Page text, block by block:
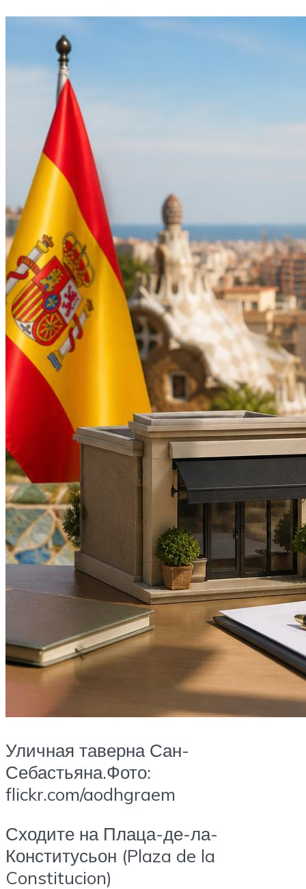
Уличная таверна Сан-
Себастьяна.Фото:
flickr.com/aodhgraem
Сходите на Плаца-де-ла-
Конститусьон (Plaza de la
Constitucion)